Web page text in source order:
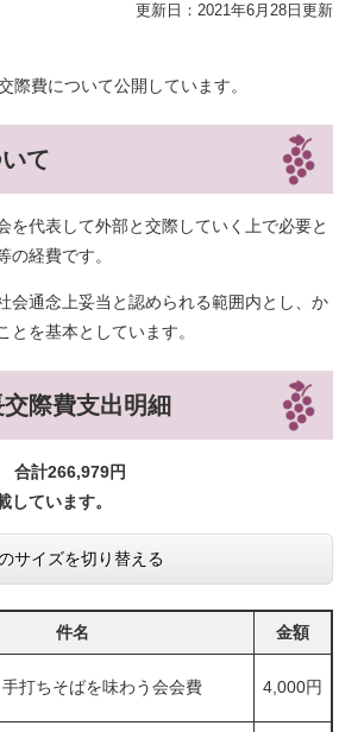
更新日：2021年6月28日更新
際費について公開しています。
て
を代表して外部と交際していく上で必要と
の経費です。
会通念上妥当と認められる範囲内とし、か
を基本としています。
際費支出明細
計266,979円
ています。
サイズを切り替える
件名 金額
打ちそばを味わう会会費 4,000円